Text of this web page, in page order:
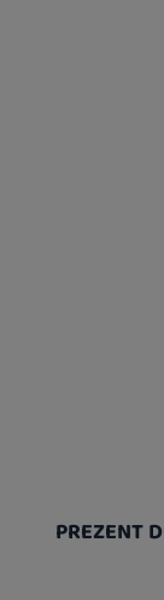
PREZENT